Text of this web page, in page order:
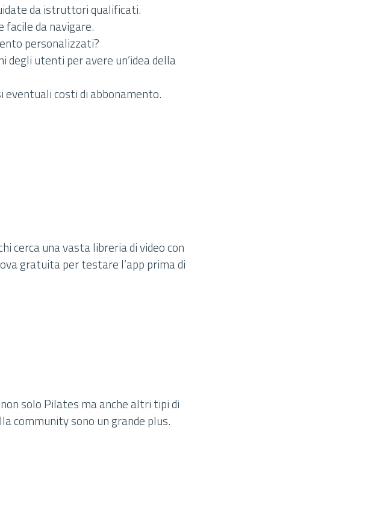
da istruttori qualificati.
facile da navigare.
personalizzati?
degli utenti per avere un’idea della
costi di abbonamento.
cerca una vasta libreria di video con
gratuita per testare l’app prima di
solo Pilates ma anche altri tipi di
community sono un grande plus.